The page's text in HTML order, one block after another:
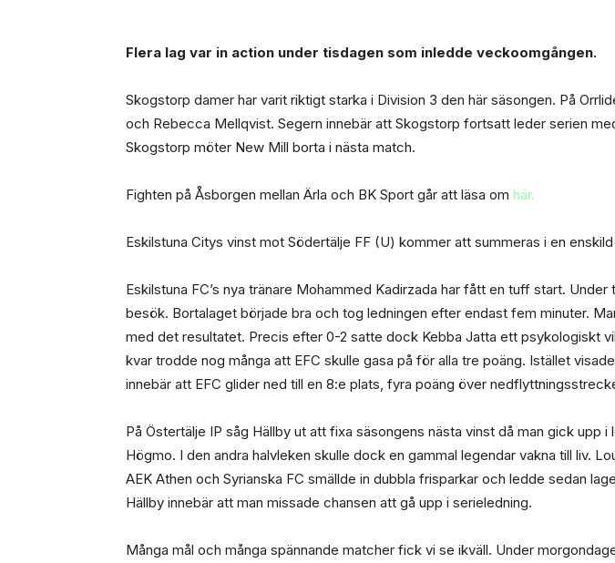
Flera lag var in action under tisdagen som inledde veckoomgången.
Skogstorp damer har varit riktigt starka i Division 3 den här säsongen. På
och Rebecca Mellqvist. Segern innebär att Skogstorp fortsatt leder serien
Skogstorp möter New Mill borta i nästa match.
Fighten på Åsborgen mellan Ärla och BK Sport går att läsa om här.
Eskilstuna Citys vinst mot Södertälje FF (U) kommer att summeras i en
Eskilstuna FC’s nya tränare Mohammed Kadirzada har fått en tuff start.
besök. Bortalaget började bra och tog ledningen efter endast fem minuter.
med det resultatet. Precis efter 0-2 satte dock Kebba Jatta ett psykologiskt
kvar trodde nog många att EFC skulle gasa på för alla tre poäng. Istället
innebär att EFC glider ned till en 8:e plats, fyra poäng över
På Östertälje IP såg Hällby ut att fixa säsongens nästa vinst då man gick
Högmo. I den andra halvleken skulle dock en gammal legendar vakna till liv.
AEK Athen och Syrianska FC smällde in dubbla frisparkar och ledde sedan
Hällby innebär att man missade chansen att gå upp i serieledning.
Många mål och många spännande matcher fick vi se ikväll. Under